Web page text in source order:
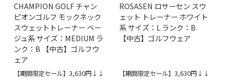
CHAMPION GOLF チャン
ピオンゴルフ モックネック
スウェットトレーナー ベー
ジュ系 サイズ：MEDIUM ラ
ンク：B 【中古】ゴルフウ
ェア
【期間限定セール】3,630円↓↓
ROSASEN ロサーセン スウ
ェット トレーナー ホワイト
系 サイズ：L ランク：B
【中古】ゴルフウェア
【期間限定セール】3,630円↓↓